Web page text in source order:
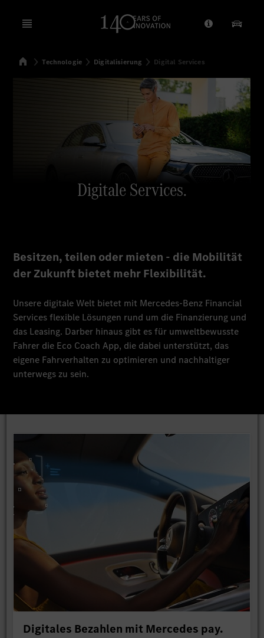
Open menu Anbieter/
SuchenStartseite
Technologie Digitalisierung Digital Services
Digitale Services.
Besitzen, teilen oder mieten - die Mobilität
der Zukunft bietet mehr Flexibilität.
Unsere digitale Welt bietet mit Mercedes-Benz Financial
Services flexible Lösungen rund um die Finanzierung und
das Leasing. Darber hinaus gibt es für umweltbewusste
Fahrer die Eco Coach App, die dabei unterstützt, das
eigene Fahrverhalten zu optimieren und nachhaltiger
unterwegs zu sein.
Digitales Bezahlen mit Mercedes pay.